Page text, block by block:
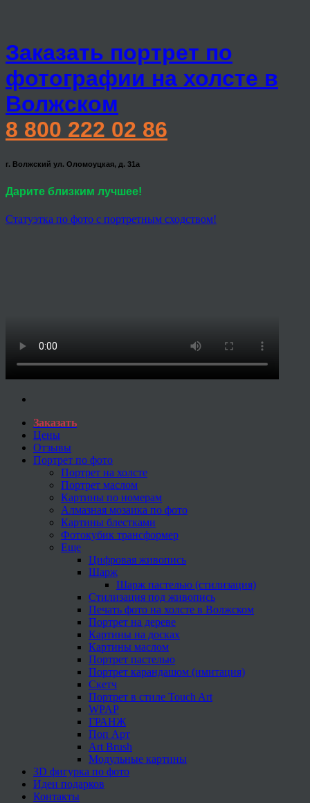
Заказать портрет по
фотографии на холсте в
Волжском
8 800 222 02 86
г. Волжский ул. Оломоуцкая, д. 31а
Дарите близким лучшее!
Статуэтка по фото с портретным сходством!
Заказать
Цены
Отзывы
Портрет по фото
Портрет на холсте
Портрет маслом
Картины по номерам
Алмазная мозаика по фото
Картины блестками
Фотокубик трансформер
Еще
Цифровая живопись
Шарж
Шарж пастелью (стилизация)
Стилизация под живопись
Печать фото на холсте в Волжском
Портрет на дереве
Картины на досках
Картины маслом
Портрет пастелью
Портрет карандашом (имитация)
Скетч
Портрет в стиле Touch Art
WPAP
ГРАНЖ
Поп Арт
Art Brush
Модульные картины
3D фигурка по фото
Идеи подарков
Контакты